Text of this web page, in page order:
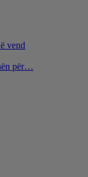
vend
për…